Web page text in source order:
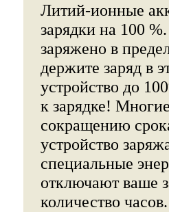
Литий-ионные
зарядки на 100
заряжено в
держите заряд в
устройство до
к зарядке!
сокращению
устройство
специальные
отключают ваше
количество часов.